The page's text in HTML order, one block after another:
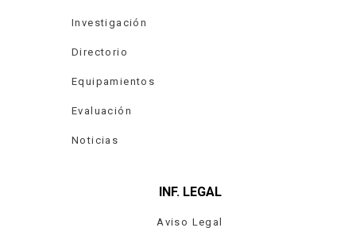
Investigación
Directorio
Equipamientos
Evaluación
Noticias
INF. LEGAL
Aviso Legal